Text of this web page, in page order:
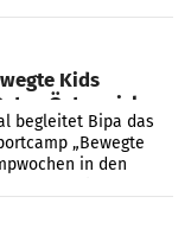
Kids
Österreichs
begleitet Bipa das
„Bewegte
in den